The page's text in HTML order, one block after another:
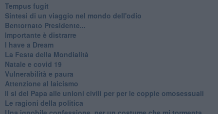
​Tempus fugit
​Sintesi di un viaggio nel mondo dell'odio
Bentornato Presidente...
Importante è distrarre
​I have a Dream
La Festa della Mondialità
Natale e covid 19
Vulnerabilità e paura
Attenzione al laicismo
Il si del Papa alle unioni civili per per le coppie omosessuali
Le ragioni della politica